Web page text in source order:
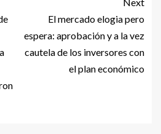
El mercado elogia pero
espera: aprobación y a la vez
cautela de los inversores con
el plan económico